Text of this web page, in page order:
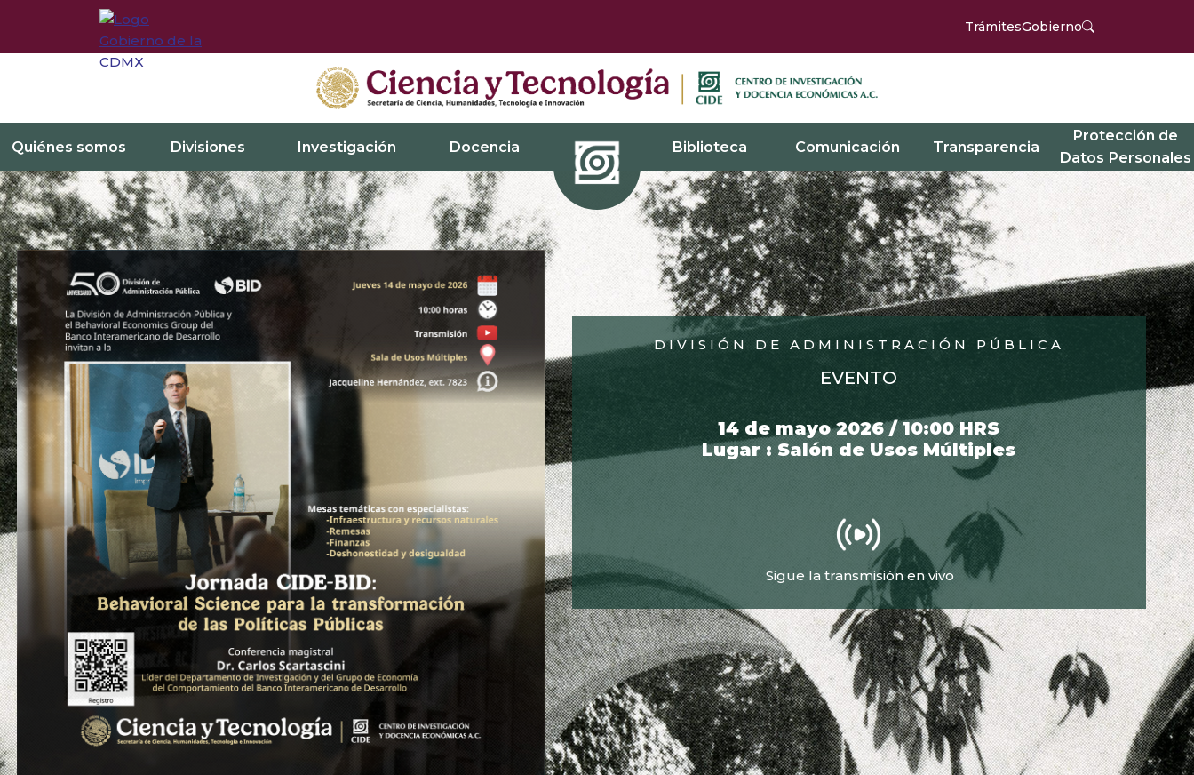
TrámitesGobierno
Quiénes somos Divisiones Investigación Docencia Biblioteca Comunicación Transparencia
Protección de
Datos Personales
DIVISIÓN DE ADMINISTRACIÓN PÚBLICA
EVENTO
14 de mayo 2026 / 10:00 HRS
Lugar : Salón de Usos Múltiples
Sigue la transmisión en vivo